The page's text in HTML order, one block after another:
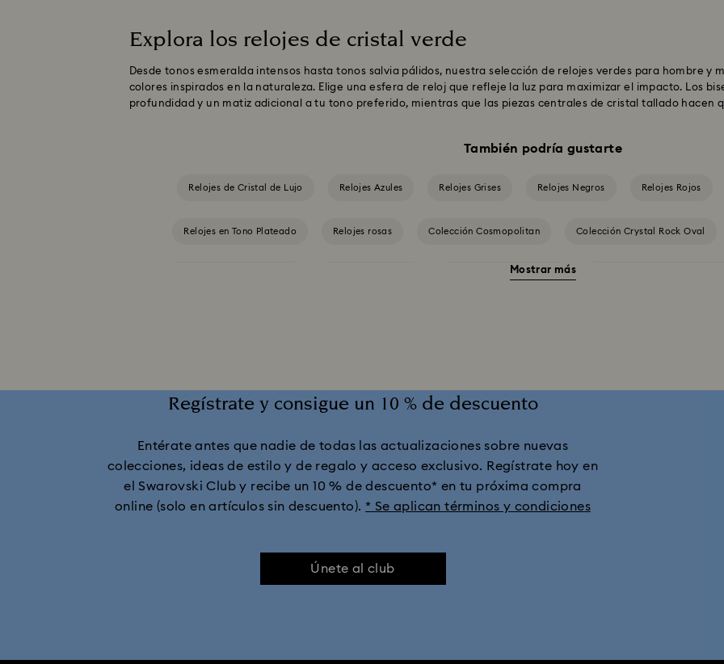
Explora los relojes de cristal verde
Desde tonos esmeralda intensos hasta tonos salvia pálidos, nuestra selección de relojes verdes para hombre y
colores inspirados en la naturaleza. Elige una esfera de reloj que refleje la luz para maximizar el impacto. Los
profundidad y un matiz adicional a tu tono preferido, mientras que las piezas centrales de cristal tallado hacen
También podría gustarte
Relojes de Cristal de Lujo Relojes Azules Relojes Grises Relojes Negros Relojes Rojos
Relojes en Tono Plateado Relojes rosas Colección Cosmopolitan Colección Crystal Rock Oval
Colección Matrix Bangle
Colección de relojes Matrix Octagon Colección de relojes Matrix Tennis
Colección de relojes rígidos Sublima Regalos de Primer Aniversario
Relojes con baño en oro champán Relojes con correa de piel Relojes de acero inoxidable
Mostrar más
Regístrate y consigue un 10 % de descuento
Entérate antes que nadie de todas las actualizaciones sobre nuevas
colecciones, ideas de estilo y de regalo y acceso exclusivo. Regístrate hoy en
el Swarovski Club y recibe un 10 % de descuento* en tu próxima compra
online (solo en artículos sin descuento). * Se aplican términos y condiciones
Únete al club